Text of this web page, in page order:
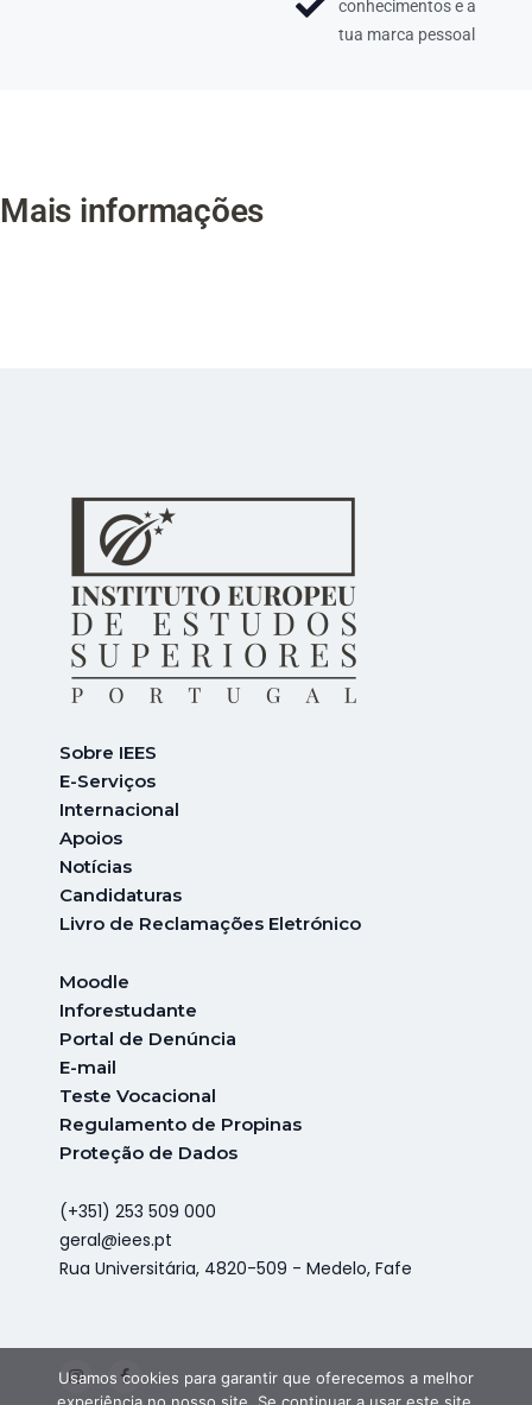
conhecimentos e a
tua marca pessoal
Mais informações
Sobre IEES
E-Serviços
Internacional
Apoios
Notícias
Candidaturas
Livro de Reclamações Eletrónico
Moodle
Inforestudante
Portal de Denúncia
E-mail
Teste Vocacional
Regulamento de Propinas
Proteção de Dados
(+351) 253 509 000
geral@iees.pt
Rua Universitária, 4820-509 - Medelo, Fafe
Usamos cookies para garantir que oferecemos a melhor